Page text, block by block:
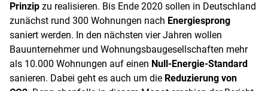
Prinzip zu realisieren. Bis Ende 2020 sollen in Deutschland
zunächst rund 300 Wohnungen nach Energiesprong
saniert werden. In den nächsten vier Jahren wollen
Bauunternehmer und Wohnungsbaugesellschaften mehr
als 10.000 Wohnungen auf einen Null-Energie-Standard
sanieren. Dabei geht es auch um die Reduzierung von